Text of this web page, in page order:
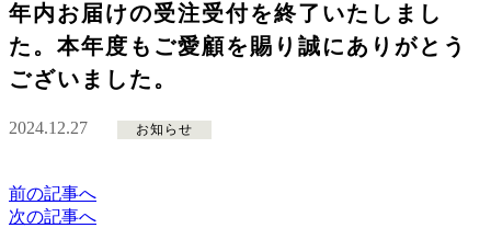
年内お届けの受注受付を終了いたしまし
た。本年度もご愛顧を賜り誠にありがとう
ございました。
2024.12.27 お知らせ
前の記事へ
次の記事へ